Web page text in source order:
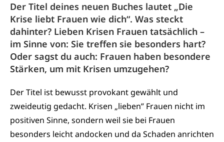
Der Titel deines neuen Buches lautet „Die
Krise liebt Frauen wie dich“. Was steckt
dahinter? Lieben Krisen Frauen tatsächlich –
im Sinne von: Sie treffen sie besonders hart?
Oder sagst du auch: Frauen haben besondere
Stärken, um mit Krisen umzugehen?
Der Titel ist bewusst provokant gewählt und
zweideutig gedacht. Krisen „lieben” Frauen nicht im
positiven Sinne, sondern weil sie bei Frauen
besonders leicht andocken und da Schaden anrichten